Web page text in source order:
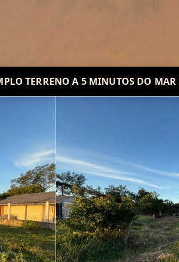
TERRENO A 5 MINUTOS DO